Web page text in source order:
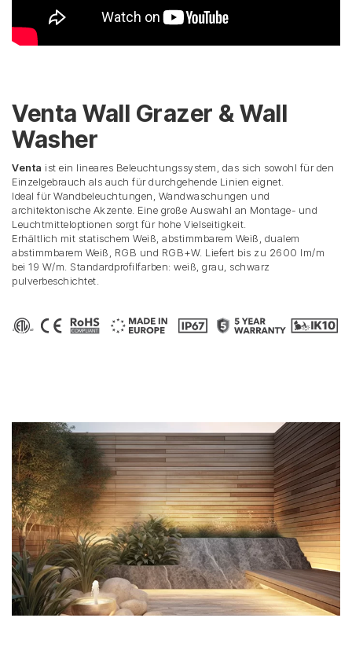
Venta Wall Grazer & Wall
Washer
Venta ist ein lineares Beleuchtungssystem, das sich sowohl für den
Einzelgebrauch als auch für durchgehende Linien eignet.
Ideal für Wandbeleuchtungen, Wandwaschungen und
architektonische Akzente. Eine große Auswahl an Montage- und
Leuchtmitteloptionen sorgt für hohe Vielseitigkeit.
Erhältlich mit statischem Weiß, abstimmbarem Weiß, dualem
abstimmbarem Weiß, RGB und RGB+W. Liefert bis zu 2600 lm/m
bei 19 W/m. Standardprofilfarben: weiß, grau, schwarz
pulverbeschichtet.